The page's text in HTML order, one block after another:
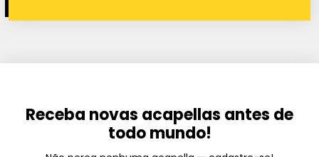
Receba novas acapellas antes de
todo mundo!